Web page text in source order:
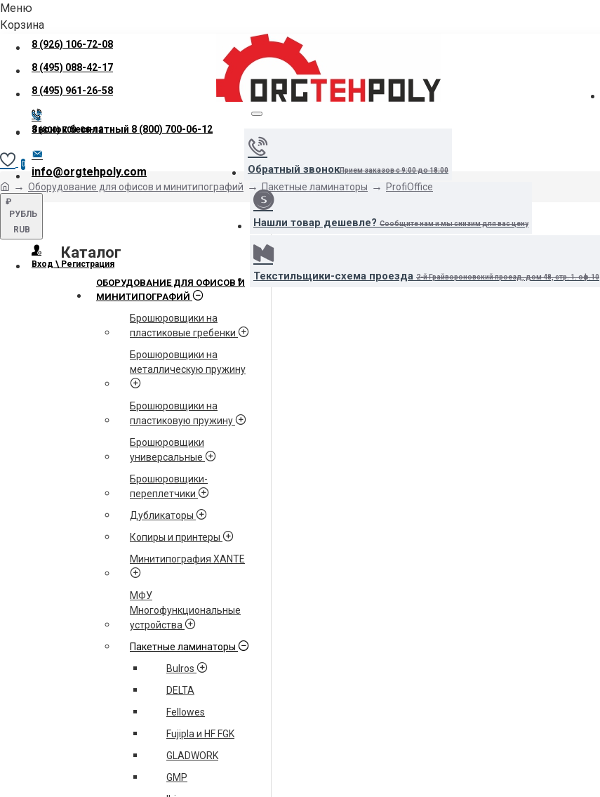
Меню
Корзина
8 (926) 106-72-08
8 (495) 088-42-17
8 (495) 961-26-58
Звонок бесплатный 8 (800) 700-06-12
info@orgtehpoly.com
₽
РУБЛЬ
RUB
Вход \ Регистрация
Обратный звонокПрием заказов с 9:00 до 18:00
Нашли товар дешевле? Сообщите нам и мы снизим для вас цену
Текстильщики-схема проезда 2-й Грайвороновский проезд, дом 48, стр. 1. оф.10
8 (800) 700-06-12
0
Оборудование для офисов и минитипографий Пакетные ламинаторы ProfiOffice
Каталог
ОБОРУДОВАНИЕ ДЛЯ ОФИСОВ И
МИНИТИПОГРАФИЙ
Брошюровщики на
пластиковые гребенки
Брошюровщики на
металлическую пружину
Брошюровщики на
пластиковую пружину
Брошюровщики
универсальные
Брошюровщики-
переплетчики
Дубликаторы
Копиры и принтеры
Минитипография XANTE
МФУ
Многофункциональные
устройства
Пакетные ламинаторы
Bulros
DELTA
Fellowes
Fujipla и HF FGK
GLADWORK
GMP